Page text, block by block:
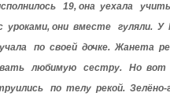
19, она уехала
они вместе гуляли.
по своей дочке. Жанета
любимую сестру. Но вот
по телу рекой.